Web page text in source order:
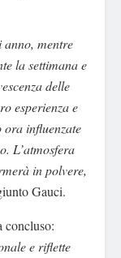
mentre
la settimana e
delle
esperienza e
influenzate
L’atmosfera
in polvere,
Gauci.
e riflette